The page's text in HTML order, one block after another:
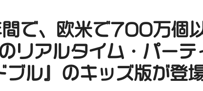
で、欧米で700万個
リアルタイム・パーテ
ブル』のキッズ版が登